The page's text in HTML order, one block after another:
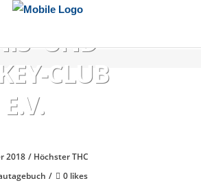
UND
CLUB
2018
Höchster THC
0 likes